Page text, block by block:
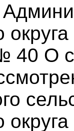
40 О
округа